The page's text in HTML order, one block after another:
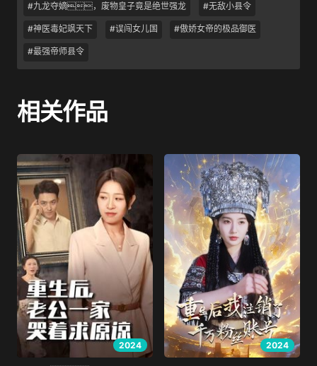
#九龙夺嫡，废物皇子竟是绝世强龙 #无敌小县令
#神医毒妃飒天下 #误闯女儿国 #傲娇女帝的极品御医
#最强帝师县令
相关作品
2024 2024